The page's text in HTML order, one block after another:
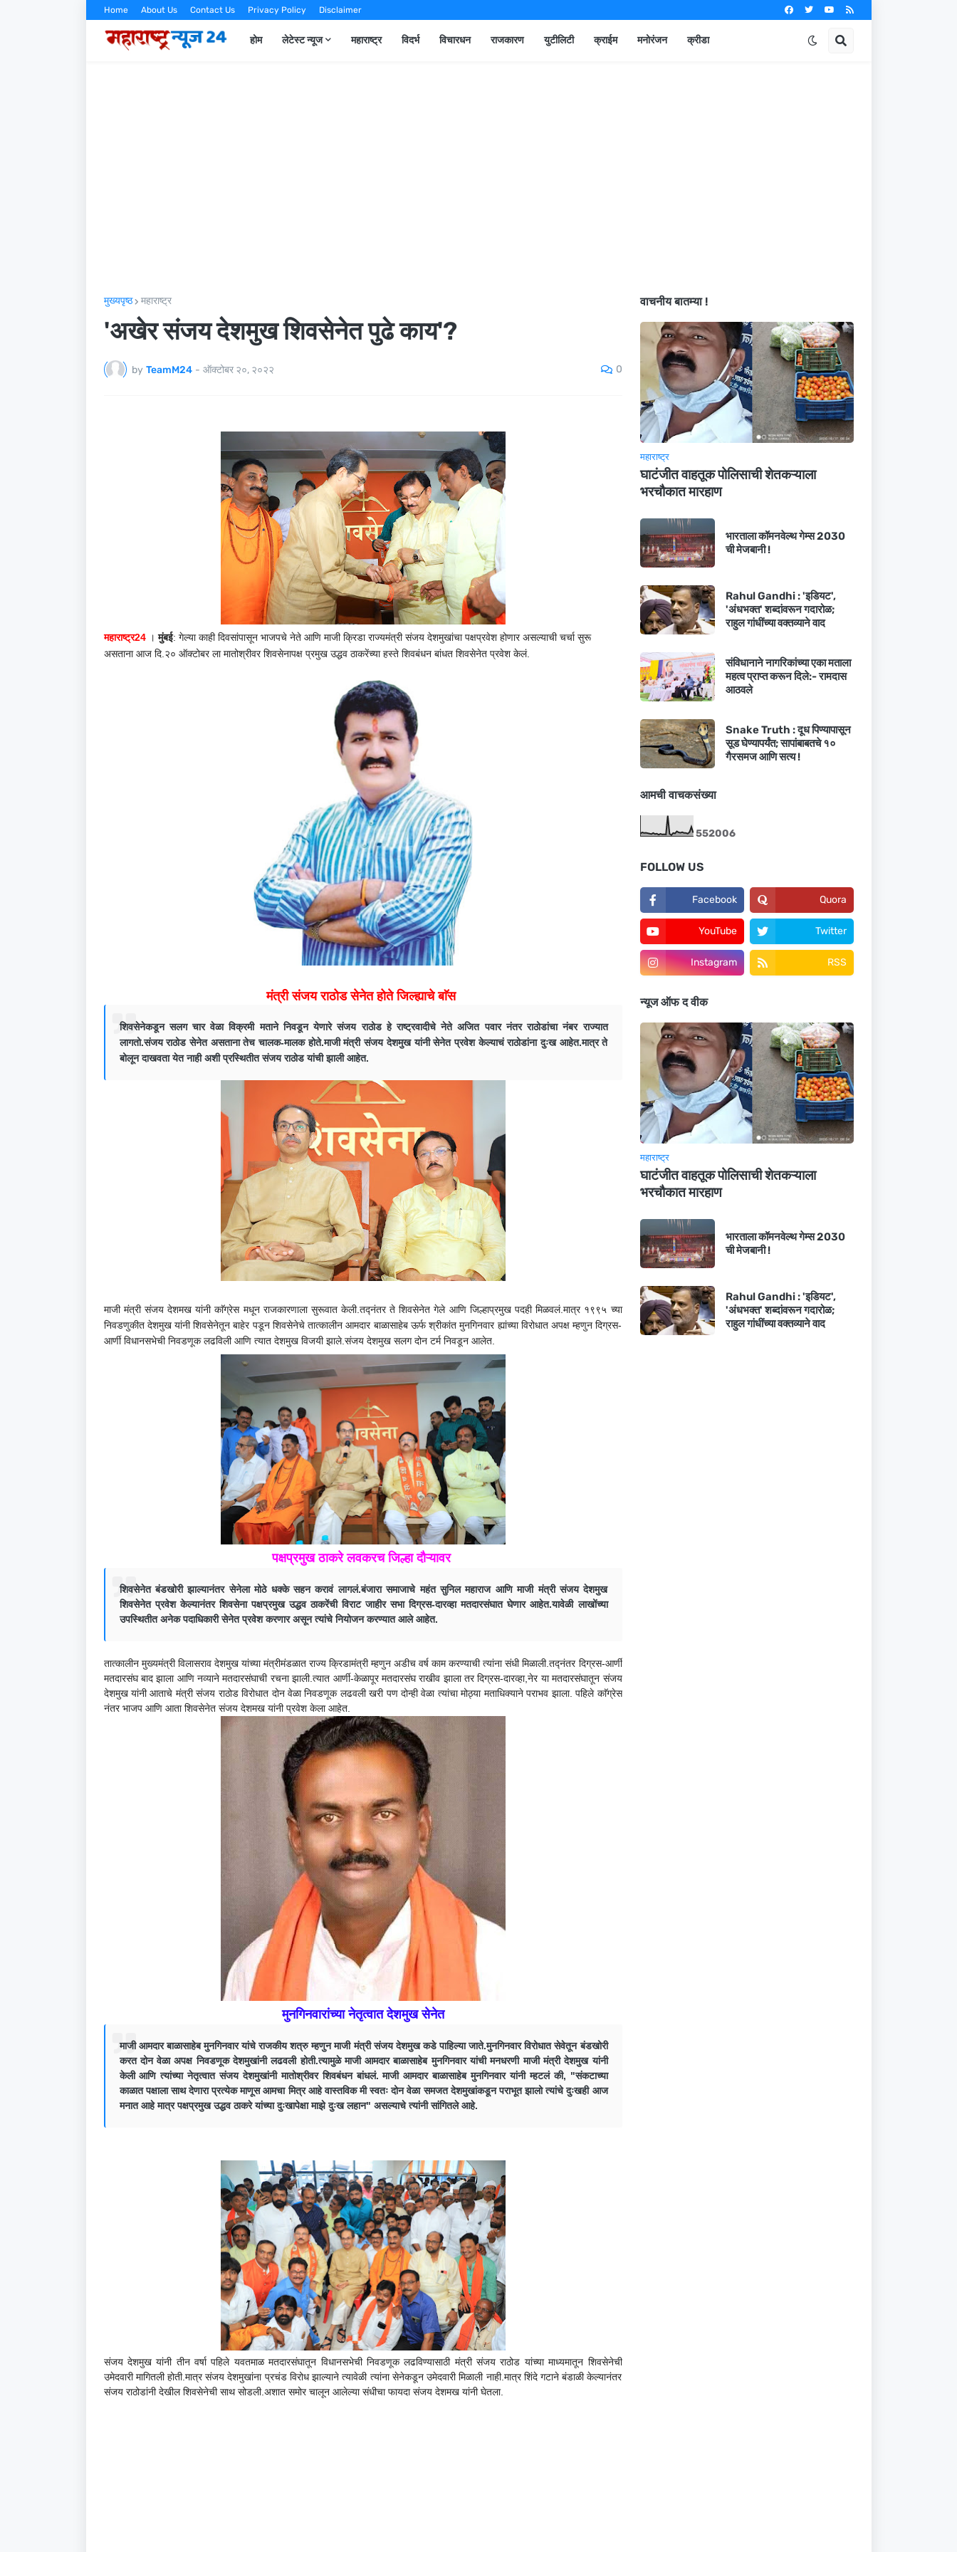
Home About Us Contact Us Privacy Policy Disclaimer
होम लेटेस्ट न्यूज महाराष्ट्र विदर्भ विचारधन राजकारण युटीलिटी क्राईम मनोरंजन क्रीडा
मुख्यपृष्ठ महाराष्ट्र
'अखेर संजय देशमुख शिवसेनेत पुढे काय'?
by TeamM24 - ऑक्टोबर २०, २०२२ 0
महाराष्ट्र24 । मुंबई: गेल्या काही दिवसांपासून भाजपचे नेते आणि माजी क्रिडा राज्यमंत्री संजय देशमुखांचा पक्षप्रवेश होणार असल्याची चर्चा सुरू
असताना आज दि.२० ऑक्टोबर ला मातोश्रीवर शिवसेनापक्ष प्रमुख उद्धव ठाकरेंच्या हस्ते शिवबंधन बांधत शिवसेनेत प्रवेश केलं.
मंत्री संजय राठोड सेनेत होते जिल्ह्याचे बाॅस
शिवसेनेकडून सलग चार वेळा विक्रमी मताने निवडून येणारे संजय राठोड हे राष्ट्रवादीचे नेते अजित पवार नंतर राठोडांचा नंबर राज्यात
लागतो.संजय राठोड सेनेत असताना तेच चालक-मालक होते.माजी मंत्री संजय देशमुख यांनी सेनेत प्रवेश केल्याचं राठोडांना दुःख आहेत.मात्र ते
बोलून दाखवता येत नाही अशी प्रस्थितीत संजय राठोड यांची झाली आहेत.
माजी मंत्री संजय देशमख यांनी काॅग्रेस मधून राजकारणाला सुरूवात केली.तद्नंतर ते शिवसेनेत गेले आणि जिल्हाप्रमुख पदही मिळवलं.मात्र १९९५ च्या
निवडणुकीत देशमुख यांनी शिवसेनेतून बाहेर पडून शिवसेनेचे तात्कालीन आमदार बाळासाहेब ऊर्फ श्रीकांत मुनगिनवार ह्यांच्या विरोधात अपक्ष म्हणुन दिग्रस-
आर्णी विधानसभेची निवडणूक लढविली आणि त्यात देशमुख विजयी झाले.संजय देशमुख सलग दोन टर्म निवडून आलेत.
पक्षप्रमुख ठाकरे लवकरच जिल्हा दौऱ्यावर
शिवसेनेत बंडखोरी झाल्यानंतर सेनेला मोठे धक्के सहन करावं लागलं.बंजारा समाजाचे महंत सुनिल महाराज आणि माजी मंत्री संजय देशमुख
शिवसेनेत प्रवेश केल्यानंतर शिवसेना पक्षप्रमुख उद्धव ठाकरेंची विराट जाहीर सभा दिग्रस-दारव्हा मतदारसंघात घेणार आहेत.यावेळी लाखोंच्या
उपस्थितीत अनेक पदाधिकारी सेनेत प्रवेश करणार असून त्यांचे नियोजन करण्यात आले आहेत.
तात्कालीन मुख्यमंत्री विलासराव देशमुख यांच्या मंत्रीमंडळात राज्य क्रिडामंत्री म्हणुन अडीच वर्ष काम करण्याची त्यांना संधी मिळाली.तद्नंतर दिग्रस-आर्णी
मतदारसंघ बाद झाला आणि नव्याने मतदारसंघाची रचना झाली.त्यात आर्णी-केळापूर मतदारसंघ राखीव झाला तर दिग्रस-दारव्हा,नेर या मतदारसंघातून संजय
देशमुख यांनी आताचे मंत्री संजय राठोड विरोधात दोन वेळा निवडणूक लढवली खरी पण दोन्ही वेळा त्यांचा मोठ्या मताधिक्याने पराभव झाला. पहिले काॅग्रेस
नंतर भाजप आणि आता शिवसेनेत संजय देशमख यांनी प्रवेश केला आहेत.
मुनगिनवारांच्या नेतृत्वात देशमुख सेनेत
माजी आमदार बाळासाहेब मुनगिनवार यांचे राजकीय शत्रु म्हणुन माजी मंत्री संजय देशमुख कडे पाहिल्या जाते.मुनगिनवार विरोधात सेवेतून बंडखोरी
करत दोन वेळा अपक्ष निवडणूक देशमुखांनी लढवली होती.त्यामुळे माजी आमदार बाळासाहेब मुनगिनवार यांची मनधरणी माजी मंत्री देशमुख यांनी
केली आणि त्यांच्या नेतृत्वात संजय देशमुखांनी मातोश्रीवर शिवबंधन बांधलं. माजी आमदार बाळासाहेब मुनगिनवार यांनी म्हटलं की, "संकटाच्या
काळात पक्षाला साथ देणारा प्रत्येक माणूस आमचा मित्र आहे वास्तविक मी स्वतः दोन वेळा समजत देशमुखांकडून पराभूत झालो त्यांचे दुःखही आज
मनात आहे मात्र पक्षप्रमुख उद्धव ठाकरे यांच्या दुःखापेक्षा माझे दुःख लहान" असल्याचे त्यांनी सांगितले आहे.
संजय देशमुख यांनी तीन वर्षा पहिले यवतमाळ मतदारसंघातून विधानसभेची निवडणूक लढविण्यासाठी मंत्री संजय राठोड यांच्या माध्यमातून शिवसेनेची
उमेदवारी मागितली होती.मात्र संजय देशमुखांना प्रचंड विरोध झाल्याने त्यावेळी त्यांना सेनेकडून उमेदवारी मिळाली नाही.मात्र शिंदे गटाने बंडाळी केल्यानंतर
संजय राठोडांनी देखील शिवसेनेची साथ सोडली.अशात समोर चालून आलेल्या संधीचा फायदा संजय देशमख यांनी घेतला.
वाचनीय बातम्या !
महाराष्ट्र
घाटंजीत वाहतूक पोलिसाची शेतकऱ्याला
भरचौकात मारहाण
भारताला कॉमनवेल्थ गेम्स 2030
ची मेजबानी !
Rahul Gandhi : 'इडियट',
'अंधभक्त' शब्दांवरून गदारोळ;
राहुल गांधींच्या वक्तव्याने वाद
संविधानाने नागरिकांच्या एका मताला
महत्व प्राप्त करून दिले:- रामदास
आठवले
Snake Truth : दूध पिण्यापासून
सूड घेण्यापर्यंत; सापांबाबतचे १०
गैरसमज आणि सत्य !
आमची वाचकसंख्या
552006
FOLLOW US
Facebook Quora
YouTube Twitter
Instagram RSS
न्यूज ऑफ द वीक
महाराष्ट्र
घाटंजीत वाहतूक पोलिसाची शेतकऱ्याला
भरचौकात मारहाण
भारताला कॉमनवेल्थ गेम्स 2030
ची मेजबानी !
Rahul Gandhi : 'इडियट',
'अंधभक्त' शब्दांवरून गदारोळ;
राहुल गांधींच्या वक्तव्याने वाद